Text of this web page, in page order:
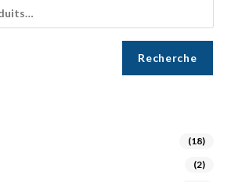
Recherche
(18)
(2)